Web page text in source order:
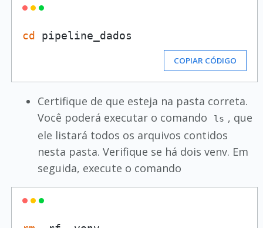
cd
COPIAR CÓDIGO
Certifique de que esteja na pasta correta.
Você poderá executar o comando
ls , que
ele listará todos os arquivos contidos
nesta pasta. Verifique se há dois venv. Em
seguida, execute o comando